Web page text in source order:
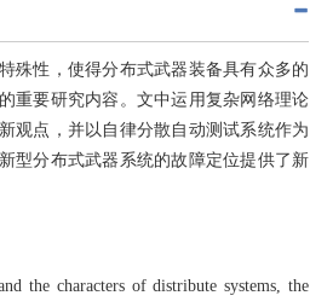
殊性，使得分布式武器装备具有众多的
重要研究内容。文中运用复杂网络理论
观点，并以自律分散自动测试系统作为
型分布式武器系统的故障定位提供了新
the characters of distribute systems, the